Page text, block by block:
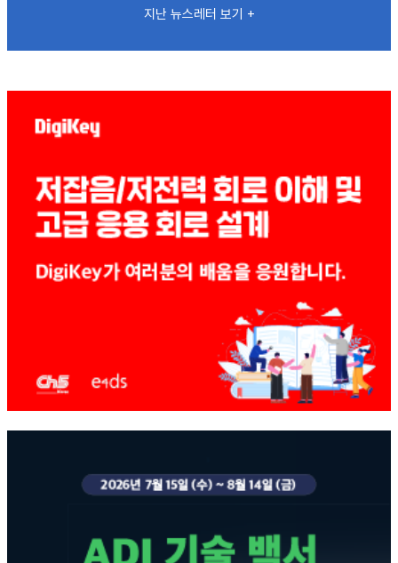
지난 뉴스레터 보기 +